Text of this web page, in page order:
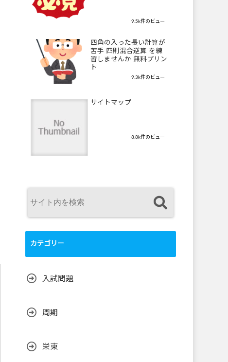
9.5k件のビュー
四角の入った長い計算が
苦手 四則混合逆算 を練
習しませんか 無料プリン
ト
9.3k件のビュー
サイトマップ
8.8k件のビュー
カテゴリー
入試問題
周期
栄東